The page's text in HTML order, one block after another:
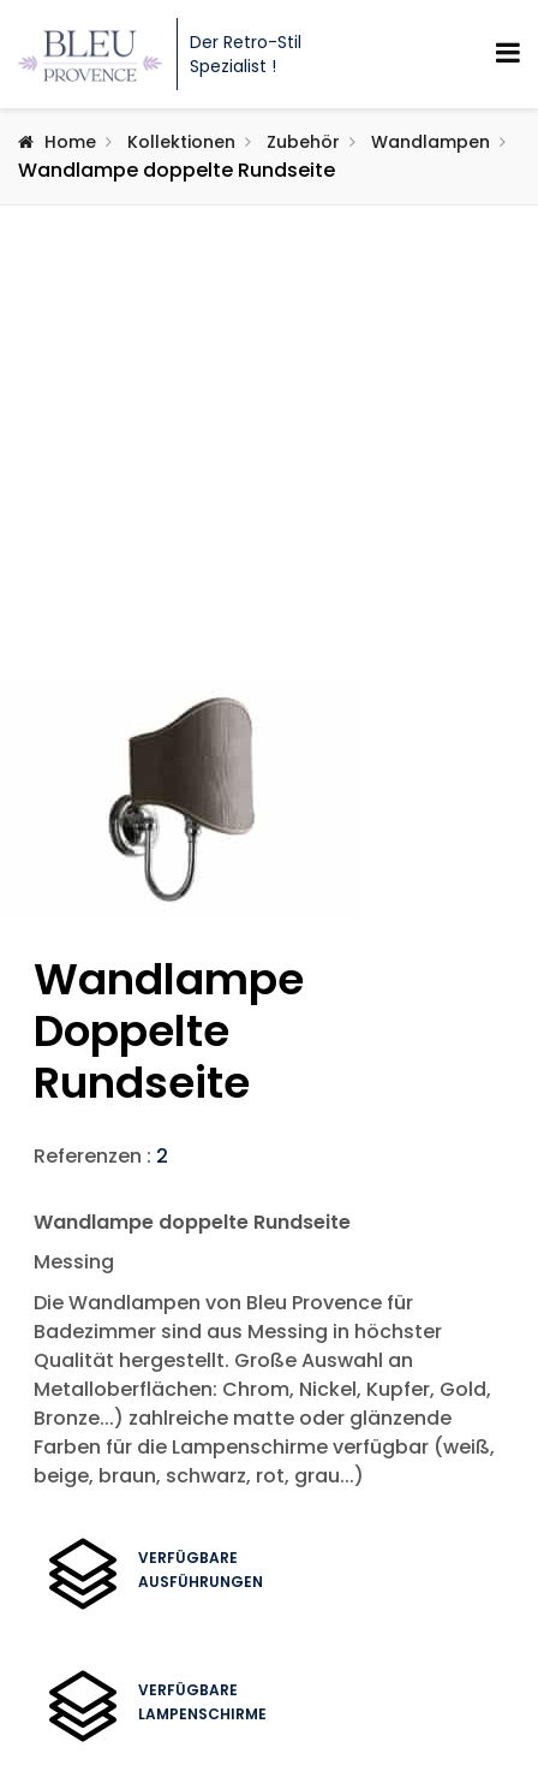
Der Retro-Stil
Spezialist !
Home Kollektionen Zubehör Wandlampen
Wandlampe doppelte Rundseite
Wandlampe
Doppelte
Rundseite
Referenzen : 2
Wandlampe doppelte Rundseite
Messing
Die Wandlampen von Bleu Provence für
Badezimmer sind aus Messing in höchster
Qualität hergestellt. Große Auswahl an
Metalloberflächen: Chrom, Nickel, Kupfer, Gold,
Bronze...) zahlreiche matte oder glänzende
Farben für die Lampenschirme verfügbar (weiß,
beige, braun, schwarz, rot, grau...)
VERFÜGBARE
AUSFÜHRUNGEN
VERFÜGBARE
LAMPENSCHIRME